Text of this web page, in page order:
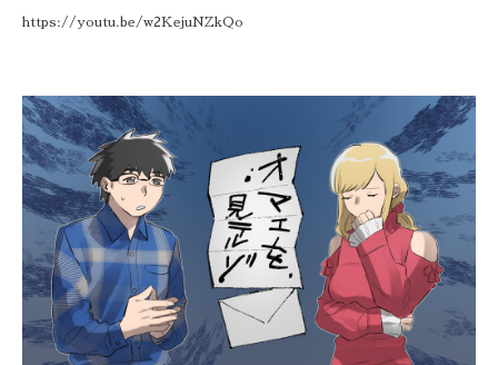
https://youtu.be/w2KejuNZkQo